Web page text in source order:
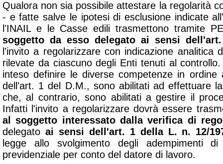
Qualora non sia possibile attestare la regolarità
- e fatte salve le ipotesi di esclusione indicate
l'INAIL e le Casse edili trasmettono tramite
soggetto da esso delegato ai sensi
l'invito a regolarizzare con indicazione analitica
rilevate da ciascuno degli Enti tenuti al
inteso definire le diverse competenze in
dell'art. 1 del D.M., sono abilitati ad effettuare
che, al contrario, sono abilitati a gestire il
Infatti l'invito a regolarizzare dovrà essere
al soggetto interessato dalla verifica di
delegato ai sensi dell'art. 1 della L. n. 12/
legge allo svolgimento degli adempimenti
previdenziale per conto del datore di lavoro.